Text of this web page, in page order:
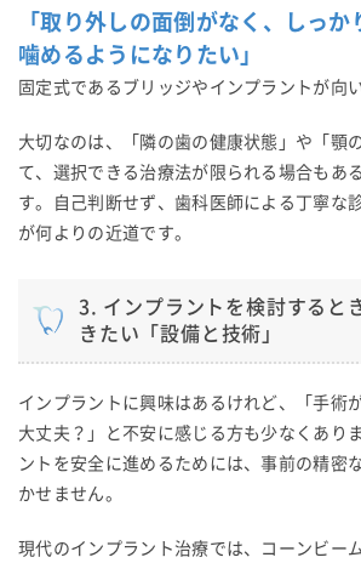
「取り外しの面倒がなく、しっか
噛めるようになりたい」
固定式であるブリッジやインプラントが向
大切なのは、「隣の歯の健康状態」や「顎
て、選択できる治療法が限られる場合もあ
す。自己判断せず、歯科医師による丁寧な
が何よりの近道です。
3. インプラントを検討すると
きたい「設備と技術」
インプラントに興味はあるけれど、「手術
大丈夫？」と不安に感じる方も少なくあり
ントを安全に進めるためには、事前の精密
かせません。
現代のインプラント治療では、コーンビー